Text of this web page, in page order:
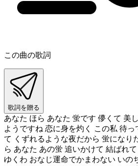
この曲の歌詞
歌詞を贈る
あなた ほら あなた 蛍です 儚くて 美
ようですね 恋に身を灼く この私 待
て くずれるような夜だから 蛍になり
ら あなた あの蛍 追いかけて 結ばれ
ゆくわ おなじ運命でかまわない いの